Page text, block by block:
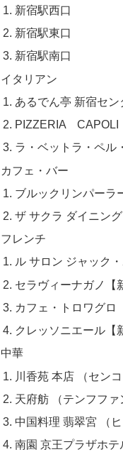
新宿駅西口
新宿駅東口
新宿駅南口
イタリアン
あるでん亭 新宿セン
PIZZERIA CAPOLI
ラ・ベットラ・ペル
カフェ・バー
ブルックリンパーラ
ザ サクラ ダイニン
フレンチ
ル サロン ジャック
セラヴィーナガノ【
カフェ・トロワグロ
クレッソニエール【
中華
川香苑 本店 （セン
天府舫 （テンフファ
中国料理 翡翠宮 （
南園 京王プラザホテ